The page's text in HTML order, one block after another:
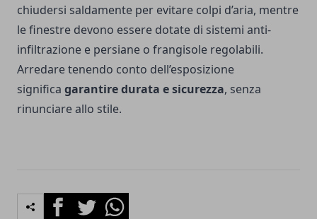
chiudersi saldamente per evitare colpi d’aria, mentre
le finestre devono essere dotate di sistemi anti-
infiltrazione e persiane o frangisole regolabili.
Arredare tenendo conto dell’esposizione
significa garantire durata e sicurezza, senza
rinunciare allo stile.
FacebookTwitterWhatsapp